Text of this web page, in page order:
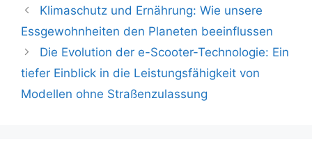
Beitrags-
Navigation
Klimaschutz und Ernährung: Wie unsere
Essgewohnheiten den Planeten beeinflussen
Die Evolution der e-Scooter-Technologie: Ein
tiefer Einblick in die Leistungsfähigkeit von
Modellen ohne Straßenzulassung